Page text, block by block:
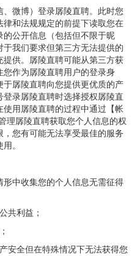
微博）登录孱陵直聘。此时您
和法规规定的前提下读取您在
公开信息（包括但不限于昵
我们要求但第三方无法提供的
供。孱陵直聘可能从第三方获
作为孱陵直聘用户的登录身
孱陵直聘向您提供更优质的产
录孱陵直聘时选择授权孱陵直
用孱陵直聘的过程中通过【帐
理孱陵直聘获取您个人信息的权
您有可能无法享受最佳的服务
用。
中收集您的个人信息无需征得
共利益；
安全但在特殊情况下无法获得您